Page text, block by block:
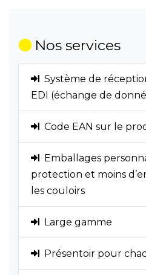
Nos services
Système de
EDI (échange de
Code EAN sur le
Emballages
protection et moins
les couloirs
Large gamme
Présentoir pour